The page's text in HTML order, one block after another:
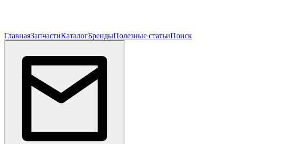
ГлавнаяЗапчастиКаталогБрендыПолезные статьиПоиск